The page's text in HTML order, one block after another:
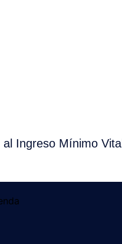
Ingreso Mínimo Vital